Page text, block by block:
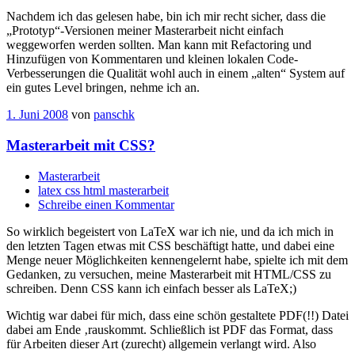
Nachdem ich das gelesen habe, bin ich mir recht sicher, dass die
„Prototyp“-Versionen meiner Masterarbeit nicht einfach
weggeworfen werden sollten. Man kann mit Refactoring und
Hinzufügen von Kommentaren und kleinen lokalen Code-
Verbesserungen die Qualität wohl auch in einem „alten“ System auf
ein gutes Level bringen, nehme ich an.
1. Juni 2008 von panschk
Masterarbeit mit CSS?
Masterarbeit
latex css html masterarbeit
Schreibe einen Kommentar
So wirklich begeistert von LaTeX war ich nie, und da ich mich in
den letzten Tagen etwas mit CSS beschäftigt hatte, und dabei eine
Menge neuer Möglichkeiten kennengelernt habe, spielte ich mit dem
Gedanken, zu versuchen, meine Masterarbeit mit HTML/CSS zu
schreiben. Denn CSS kann ich einfach besser als LaTeX;)
Wichtig war dabei für mich, dass eine schön gestaltete PDF(!!) Datei
dabei am Ende ‚rauskommt. Schließlich ist PDF das Format, dass
für Arbeiten dieser Art (zurecht) allgemein verlangt wird. Also